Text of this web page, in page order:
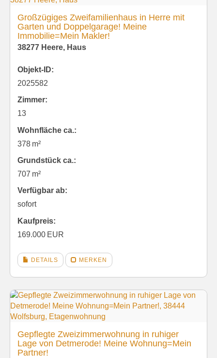
Großzügiges Zweifamilienhaus in Herre mit
Garten und Doppelgarage! Meine
Immobilie=Mein Makler!
38277 Heere, Haus
Objekt-ID:
2025582
Zimmer:
13
Wohnfläche ca.:
378 m²
Grund­stück ca.:
707 m²
Verfügbar ab:
sofort
Kaufpreis:
169.000 EUR
DETAILS MERKEN
Gepflegte Zweizimmerwohnung in ruhiger
Lage von Detmerode! Meine Wohnung=Mein
Partner!